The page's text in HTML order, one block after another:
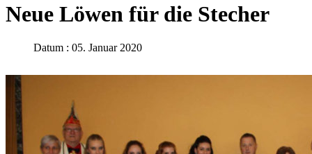
Neue Löwen für die Stecher
Datum : 05. Januar 2020